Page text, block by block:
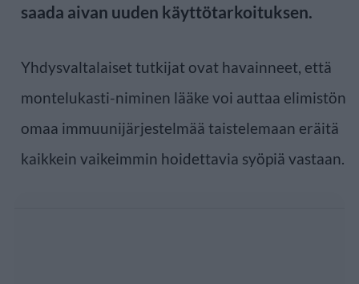
saada aivan uuden käyttötarkoituksen.
Yhdysvaltalaiset tutkijat ovat havainneet, että
montelukasti-niminen lääke voi auttaa elimistön
omaa immuunijärjestelmää taistelemaan eräitä
kaikkein vaikeimmin hoidettavia syöpiä vastaan.